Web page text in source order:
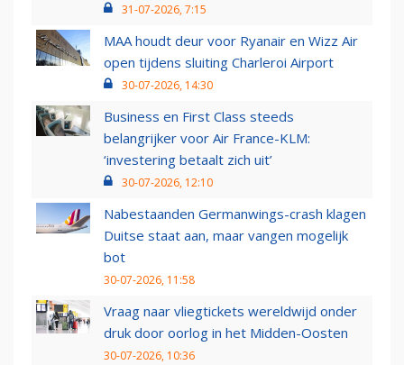
31-07-2026, 7:15
MAA houdt deur voor Ryanair en Wizz Air
open tijdens sluiting Charleroi Airport
30-07-2026, 14:30
Business en First Class steeds
belangrijker voor Air France-KLM:
‘investering betaalt zich uit’
30-07-2026, 12:10
Nabestaanden Germanwings-crash klagen
Duitse staat aan, maar vangen mogelijk
bot
30-07-2026, 11:58
Vraag naar vliegtickets wereldwijd onder
druk door oorlog in het Midden-Oosten
30-07-2026, 10:36